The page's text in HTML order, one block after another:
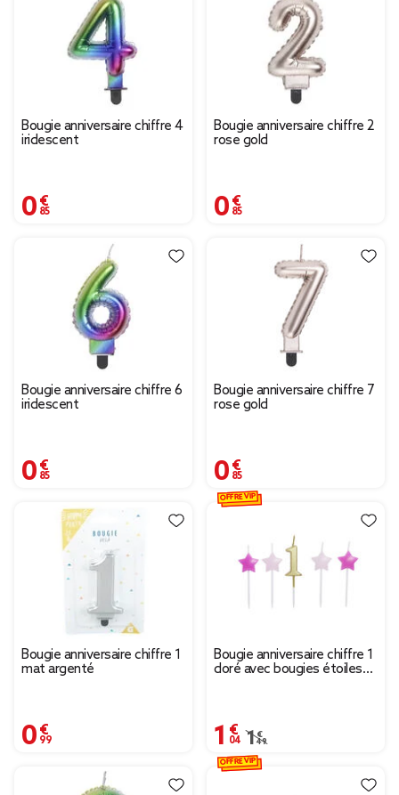
Bougie anniversaire chiffre 4
iridescent
0,85 €
Bougie anniversaire chiffre 2
rose gold
0,85 €
Bougie anniversaire chiffre 6
iridescent
0,85 €
Bougie anniversaire chiffre 7
rose gold
0,85 €
Bougie anniversaire chiffre 1
mat argenté
0,99 €
Bougie anniversaire chiffre 1
doré avec bougies étoiles
1,04 €
Prix remisé de 1,49 €
1,49 €
OFFRE VIP
OFFRE VIP